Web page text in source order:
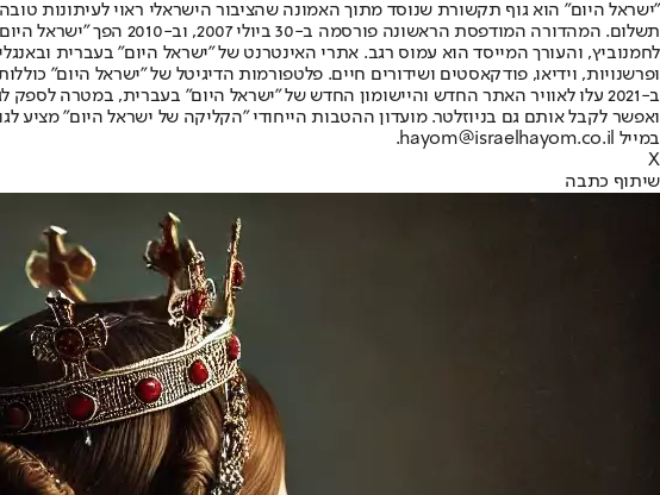
"ישראל היום" הוא גוף תקשורת שנוסד מתוך האמונה שהציבור הישראלי ראוי לעיתונות
תשלום. המהדורה
ופרשנויות, וידיאו, פודקאסטים ושידורים חיים. פלטפורמות הדיגיטל של "ישראל היום"
ב-2021 עלו לאוויר האתר החדש והיישומון החדש של "ישראל היום" בעברית, במטרה
ואפשר לקבל אותם גם בניוזלטר. מועדון ההטבות הייחודי "הקליקה של ישראל היום" מציע
במייל hayom@israelhayom.co.il.
X
שיתוף כתבה